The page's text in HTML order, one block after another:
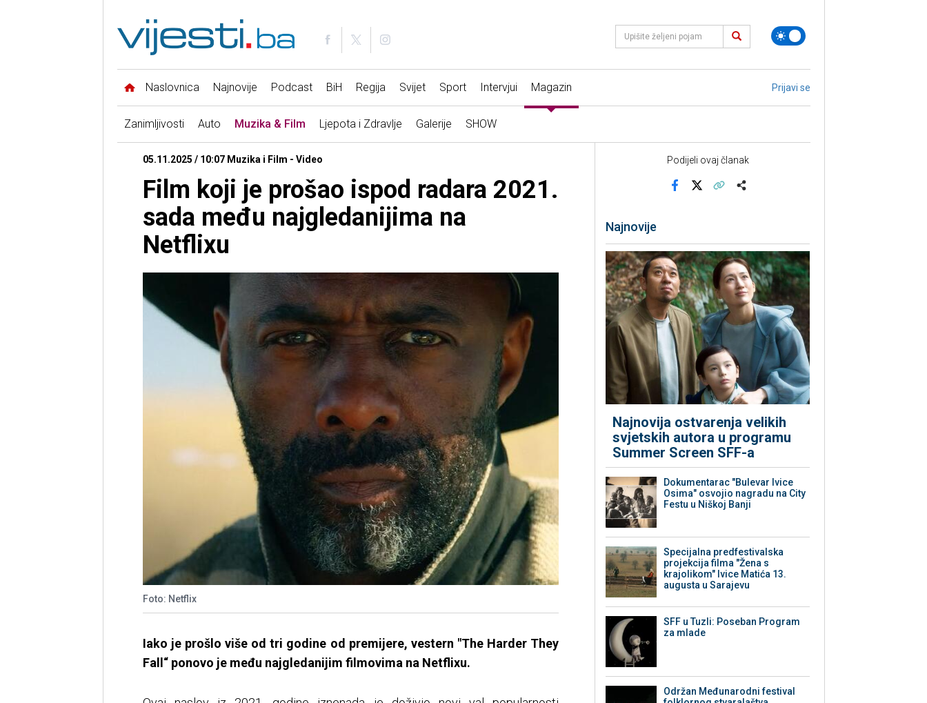
Naslovnica Najnovije Podcast BiH Regija Svijet Sport Intervjui Magazin Prijavi se
Zanimljivosti Auto Muzika & Film Ljepota i Zdravlje Galerije SHOW
05.11.2025 / 10:07 Muzika i Film - Video
Film koji je prošao ispod radara 2021.
sada među najgledanijima na
Netflixu
Foto: Netflix
Iako je prošlo više od tri godine od premijere, vestern "The Harder They
Fall“ ponovo je među najgledanijim filmovima na Netflixu.
Podijeli ovaj članak
Najnovije
Najnovija ostvarenja velikih
svjetskih autora u programu
Summer Screen SFF-a
Dokumentarac "Bulevar Ivice
Osima" osvojio nagradu na City
Festu u Niškoj Banji
Specijalna predfestivalska
projekcija filma "Žena s
krajolikom" Ivice Matića 13.
augusta u Sarajevu
SFF u Tuzli: Poseban Program
za mlade
Održan Međunarodni festival